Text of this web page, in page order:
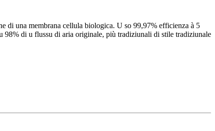
di una membrana cellula biologica. U so 99,97% efficienza à 5
98% di u flussu di aria originale, più tradiziunali di stile tradiziunale